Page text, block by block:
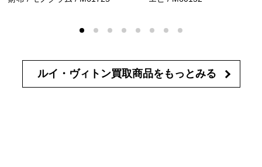
ルイ・ヴィトン買取商品を もっとみる